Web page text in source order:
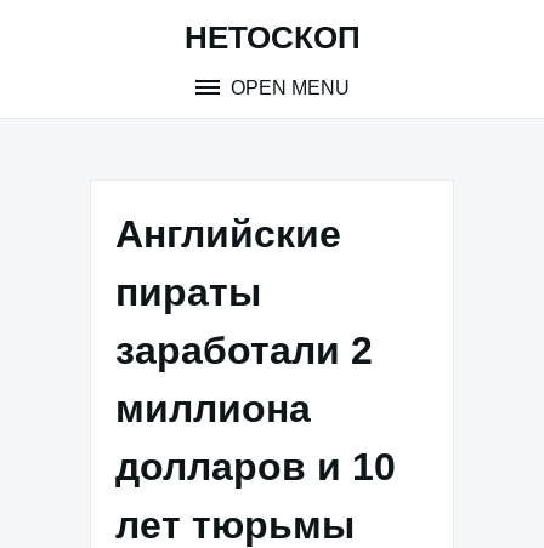
НЕТОСКОП
OPEN MENU
Английские
пираты
заработали 2
миллиона
долларов и 10
лет тюрьмы